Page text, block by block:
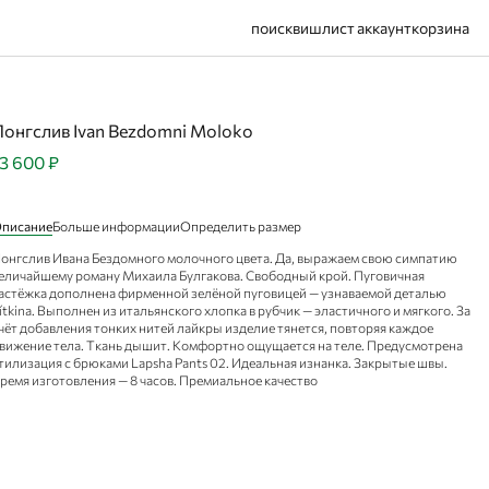
поисквишлистаккаунткорзина
Ivan Bezdomni Moloko
600 ₽
Больше информацииОпределить размер
Ивана Бездомного молочного цвета. Да, выражаем свою симпатию
роману Михаила Булгакова. Свободный крой. Пуговичная
дополнена фирменной зелёной пуговицей — узнаваемой деталью
Выполнен из итальянского хлопка в рубчик — эластичного и мягкого. За
добавления тонких нитей лайкры изделие тянется, повторяя каждое
тела. Ткань дышит. Комфортно ощущается на теле. Предусмотрена
с брюками Lapsha Pants 02. Идеальная изнанка. Закрытые швы.
изготовления — 8 часов. Премиальное качество